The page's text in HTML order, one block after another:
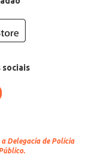
sociais
Delegacia de Polícia